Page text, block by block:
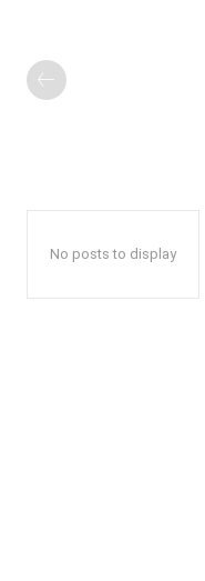
No posts to display